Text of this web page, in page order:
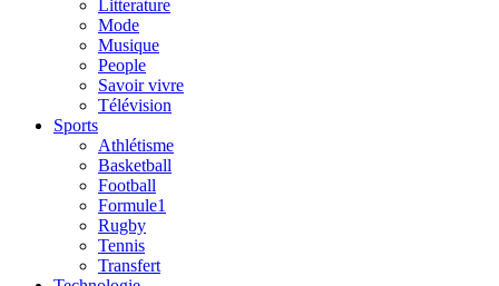
Litterature
Mode
Musique
People
Savoir vivre
Télévision
Sports
Athlétisme
Basketball
Football
Formule1
Rugby
Tennis
Transfert